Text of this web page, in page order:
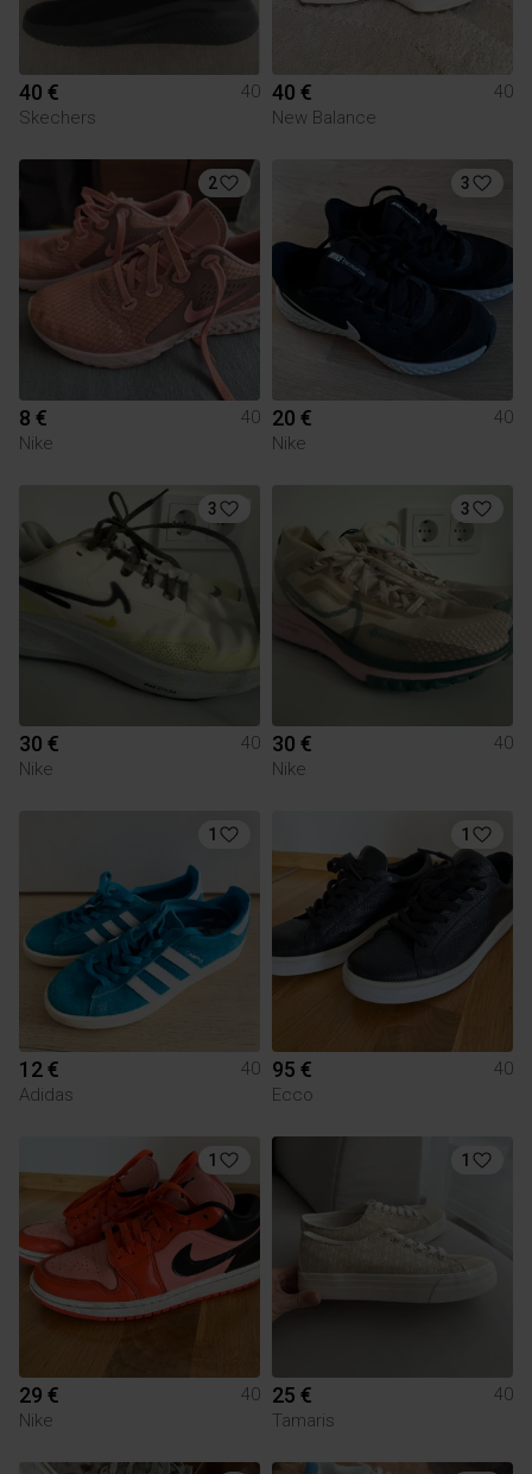
40 €
40
Skechers
40 €
40
New Balance
2
8 €
40
Nike
3
20 €
40
Nike
3
30 €
40
Nike
3
30 €
40
Nike
1
12 €
40
Adidas
1
95 €
40
Ecco
1
29 €
40
Nike
1
25 €
40
Tamaris